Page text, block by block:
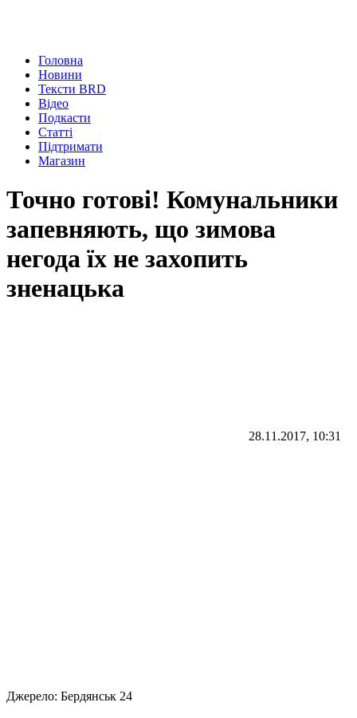
Головна
Новини
Тексти BRD
Відео
Подкасти
Статті
Підтримати
Магазин
Точно готові! Комунальники
запевняють, що зимова
негода їх не захопить
зненацька
28.11.2017, 10:31
Джерело: Бердянськ 24